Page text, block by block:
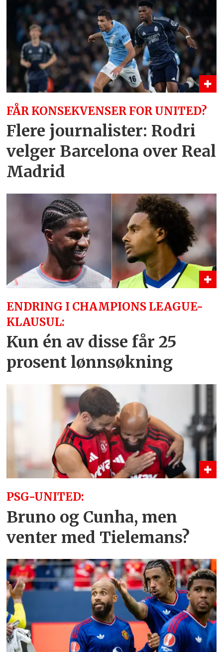
FÅR KONSEKVENSER FOR UNITED?
Flere journalister: Rodri
velger Barcelona over Real
Madrid
ENDRING I CHAMPIONS LEAGUE-
KLAUSUL:
Kun én av disse får 25
prosent lønnsøkning
PSG-UNITED:
Bruno og Cunha, men
venter med Tielemans?